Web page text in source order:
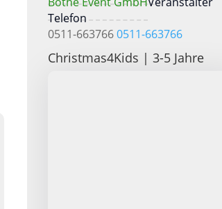
Telefon
0511-663766 0511-663766
Christmas4Kids | 3-5 Jahre